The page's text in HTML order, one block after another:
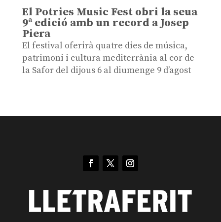
El Potries Music Fest obri la seua
9ª edició amb un record a Josep
Piera
El festival oferirà quatre dies de música,
patrimoni i cultura mediterrània al cor de
la Safor del dijous 6 al diumenge 9 d’agost